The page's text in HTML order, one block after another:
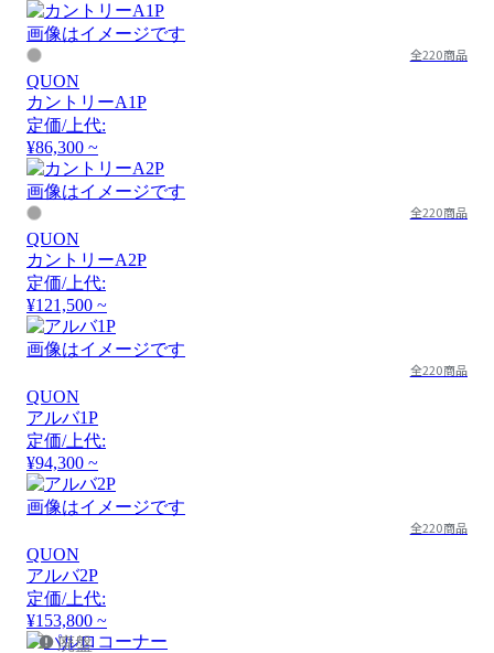
画像はイメージです
全220商品
QUON
カントリーA1P
定価/上代:
¥86,300 ~
画像はイメージです
全220商品
QUON
カントリーA2P
定価/上代:
¥121,500 ~
画像はイメージです
全220商品
QUON
アルバ1P
定価/上代:
¥94,300 ~
画像はイメージです
全220商品
QUON
アルバ2P
定価/上代:
¥153,800 ~
廃盤